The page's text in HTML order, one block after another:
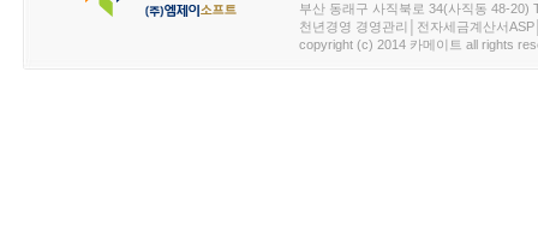
부산 동래구 사직북로 34(사직동 48-20)
천년경영 경영관리│전자세금계산서
copyright (c) 2014 카메이트 all rights